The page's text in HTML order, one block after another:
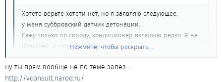
Хотете верьте хотети нет, но я заявляю следующее:
у меня суббровский датчик детонации.
Езжу только по городу, кондиционер включаю редко. Я не
Шумахер, а спокойный видитель.
Отслеживаю расход по баку, а не по VCONS (заливаю
полный бак на одной заправке). За последние два полных
бака расход выше 12 литров не поднимался.
Нажмите, чтобы раскрыть...
Нажмите, чтобы раскрыть...
ну ты прям вообще не по теме залез ....
http://vconsult.narod.ru/